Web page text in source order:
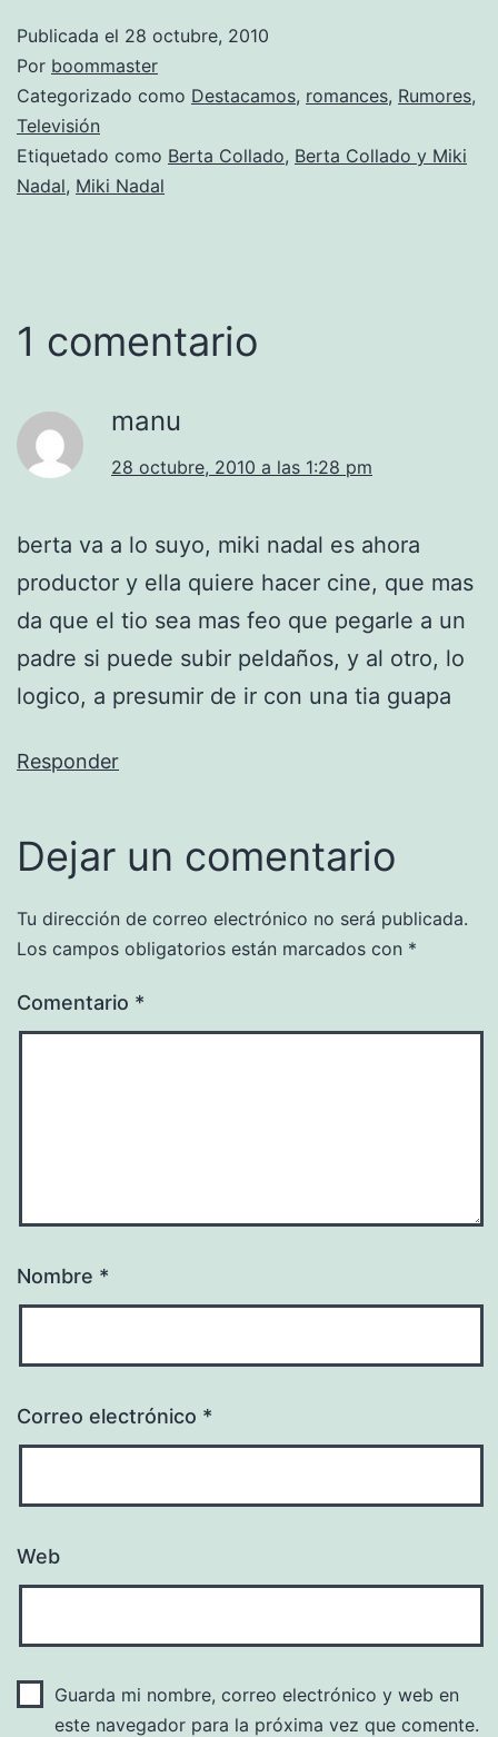
Publicada el 28 octubre, 2010
Por boommaster
Categorizado como Destacamos, romances, Rumores,
Televisión
Etiquetado como Berta Collado, Berta Collado y Miki
Nadal, Miki Nadal
1 comentario
manu
28 octubre, 2010 a las 1:28 pm
berta va a lo suyo, miki nadal es ahora
productor y ella quiere hacer cine, que mas
da que el tio sea mas feo que pegarle a un
padre si puede subir peldaños, y al otro, lo
logico, a presumir de ir con una tia guapa
Responder
Dejar un comentario
Tu dirección de correo electrónico no será publicada.
Los campos obligatorios están marcados con *
Comentario *
Nombre *
Correo electrónico *
Web
Guarda mi nombre, correo electrónico y web en
este navegador para la próxima vez que comente.